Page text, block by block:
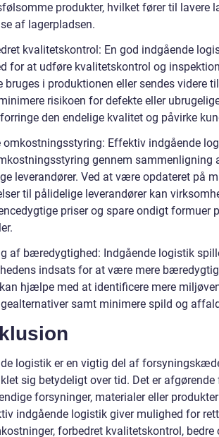
produkter, hvilket fører til lavere
af lagerpladsen.
kvalitetskontrol: En god indgående
for at udføre kvalitetskontrol og
bruges i produktionen eller sendes videre
risikoen for defekte eller
den endelige kvalitet og påvirke
omkostningsstyring: Effektiv indgående
gennem sammenligning
leverandører. Ved at være opdateret på
til pålidelige leverandører kan
priser og spare ondigt formuer
af bæredygtighed: Indgående logistik
indsats for at være mere
hjælpe med at identificere mere
samt minimere spild og
logistik er en vigtig del af
sig betydeligt over tid. Det er
forsyninger, materialer eller
indgående logistik giver mulighed for
forbedret kvalitetskontrol,